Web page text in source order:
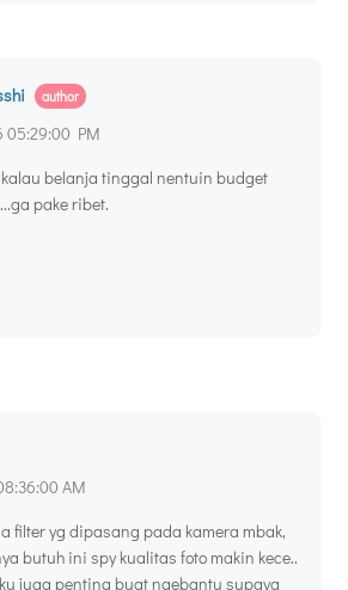
05:29:00 PM
belanja tinggal nentuin budget
pake ribet.
AM
filter yg dipasang pada kamera mbak,
butuh ini spy kualitas foto makin kece..
juga penting buat ngebantu supaya